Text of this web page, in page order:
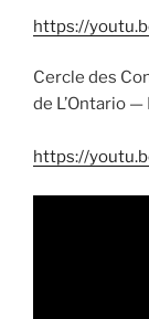
https://
Cercle des
de L’Ontario
https://